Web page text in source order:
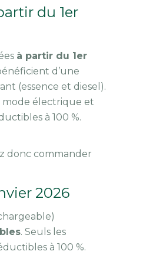
du 1er
à partir du 1er
d’une
(essence et diesel).
mode électrique et
à 100 %.
donc commander
2026
. Seuls les
à 100 %.